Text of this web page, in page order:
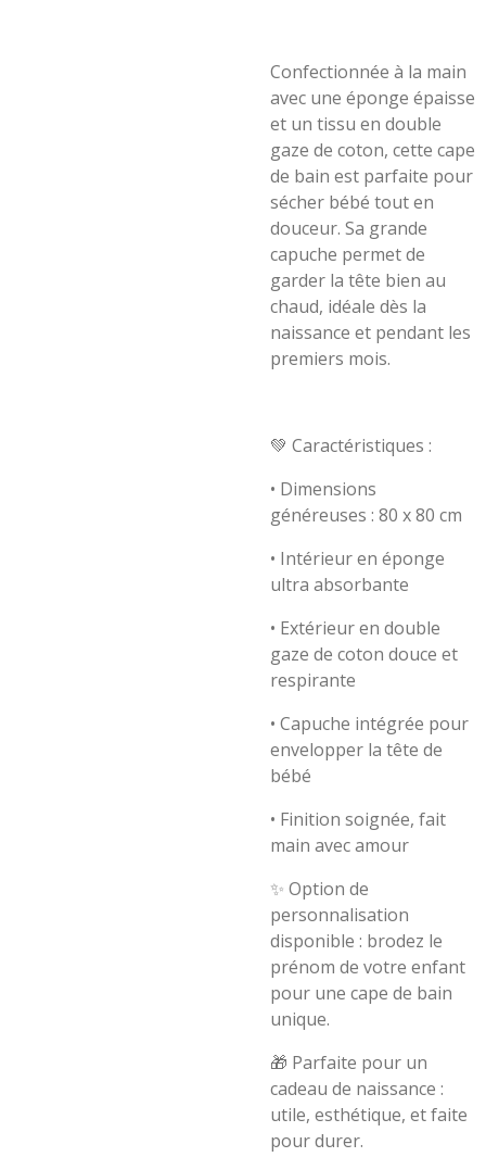
Confectionnée à la main
avec une éponge épaisse
et un tissu en double
gaze de coton, cette cape
de bain est parfaite pour
sécher bébé tout en
douceur. Sa grande
capuche permet de
garder la tête bien au
chaud, idéale dès la
naissance et pendant les
premiers mois.
💚 Caractéristiques :
• Dimensions
généreuses : 80 x 80 cm
• Intérieur en éponge
ultra absorbante
• Extérieur en double
gaze de coton douce et
respirante
• Capuche intégrée pour
envelopper la tête de
bébé
• Finition soignée, fait
main avec amour
✨ Option de
personnalisation
disponible : brodez le
prénom de votre enfant
pour une cape de bain
unique.
🎁 Parfaite pour un
cadeau de naissance :
utile, esthétique, et faite
pour durer.